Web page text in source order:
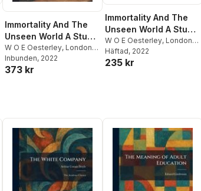
Immortality And The
Unseen World A Study
In Old Testament
Religion
W O E Oesterley, London
Society for Promoting
Inbunden, 2022
373 kr
Immortality And The
Unseen World A Study
In Old Testament
Religion
W O E Oesterley, London
Society for Promoting
Häftad, 2022
235 kr